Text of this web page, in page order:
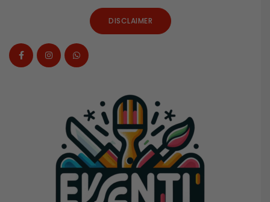
DISCLAIMER